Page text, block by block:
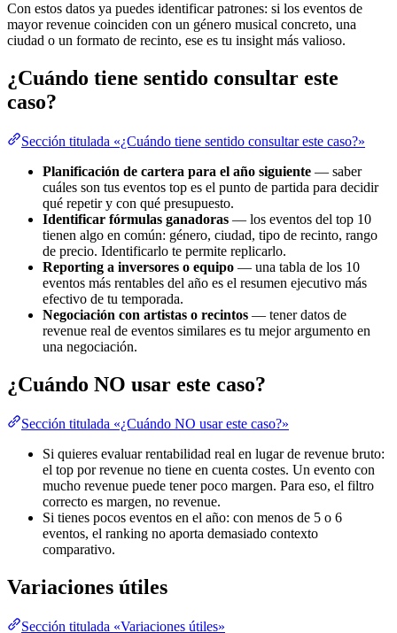
Con estos datos ya puedes identificar patrones: si los eventos de
mayor revenue coinciden con un género musical concreto, una
ciudad o un formato de recinto, ese es tu insight más valioso.
¿Cuándo tiene sentido consultar este
caso?
Sección titulada «¿Cuándo tiene sentido consultar este caso?»
Planificación de cartera para el año siguiente — saber
cuáles son tus eventos top es el punto de partida para decidir
qué repetir y con qué presupuesto.
Identificar fórmulas ganadoras — los eventos del top 10
tienen algo en común: género, ciudad, tipo de recinto, rango
de precio. Identificarlo te permite replicarlo.
Reporting a inversores o equipo — una tabla de los 10
eventos más rentables del año es el resumen ejecutivo más
efectivo de tu temporada.
Negociación con artistas o recintos — tener datos de
revenue real de eventos similares es tu mejor argumento en
una negociación.
¿Cuándo NO usar este caso?
Sección titulada «¿Cuándo NO usar este caso?»
Si quieres evaluar rentabilidad real en lugar de revenue bruto:
el top por revenue no tiene en cuenta costes. Un evento con
mucho revenue puede tener poco margen. Para eso, el filtro
correcto es margen, no revenue.
Si tienes pocos eventos en el año: con menos de 5 o 6
eventos, el ranking no aporta demasiado contexto
comparativo.
Variaciones útiles
Sección titulada «Variaciones útiles»